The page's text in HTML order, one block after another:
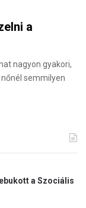
a
nagyon gyakori,
semmilyen
a Szociális